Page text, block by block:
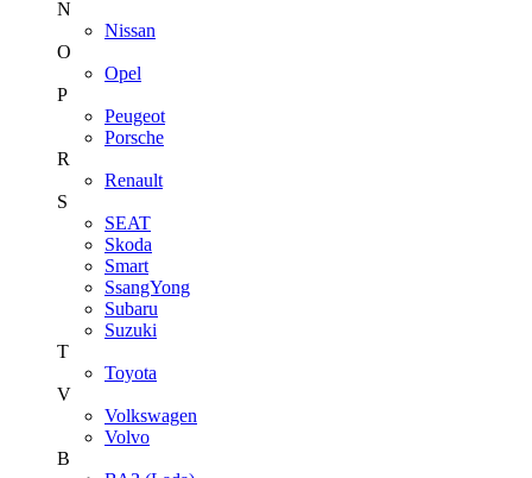
N
Nissan
O
Opel
P
Peugeot
Porsche
R
Renault
S
SEAT
Skoda
Smart
SsangYong
Subaru
Suzuki
T
Toyota
V
Volkswagen
Volvo
В